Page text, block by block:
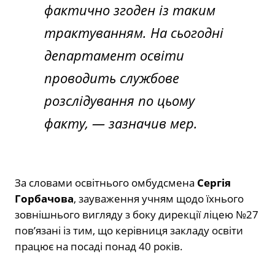
фактично згоден із таким
трактуванням. На сьогодні
департамент освіти
проводить службове
розслідування по цьому
факту, — зазначив мер.
За словами освітнього омбудсмена Сергія
Горбачова, зауваження учням щодо їхнього
зовнішнього вигляду з боку дирекції ліцею №27
пов’язані із тим, що керівниця закладу освіти
працює на посаді понад 40 років.